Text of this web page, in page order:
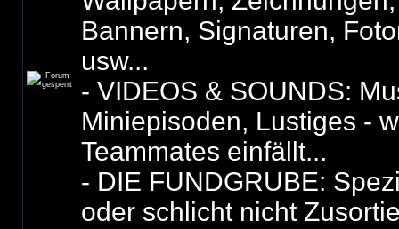
Bannern, Signaturen,
usw...
- VIDEOS & SOUNDS:
Miniepisoden, Lustiges -
Teammates einfällt...
- DIE FUNDGRUBE:
oder schlicht nicht